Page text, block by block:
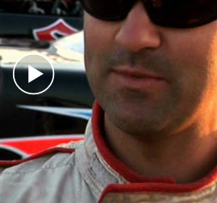
Play
Video